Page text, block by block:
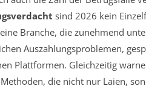
sind 2026 kein
Branche, die zunehmend
Auszahlungsproblemen,
Plattformen. Gleichzeitig
die nicht nur Laien,